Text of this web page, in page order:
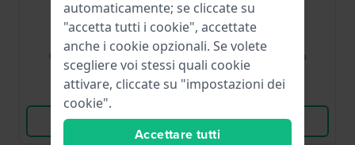
62,00 €
● Presto di nuovo
disponibile
Confronta
Vedi i prodotti
59,00 €
● Presto di nuovo
disponibile
Confronta
Vedi i prodotti
automaticamente; se cliccate su
"accetta tutti i cookie", accettate
anche i cookie opzionali. Se volete
scegliere voi stessi quali cookie
attivare, cliccate su "impostazioni dei
cookie".
Accettare tutti